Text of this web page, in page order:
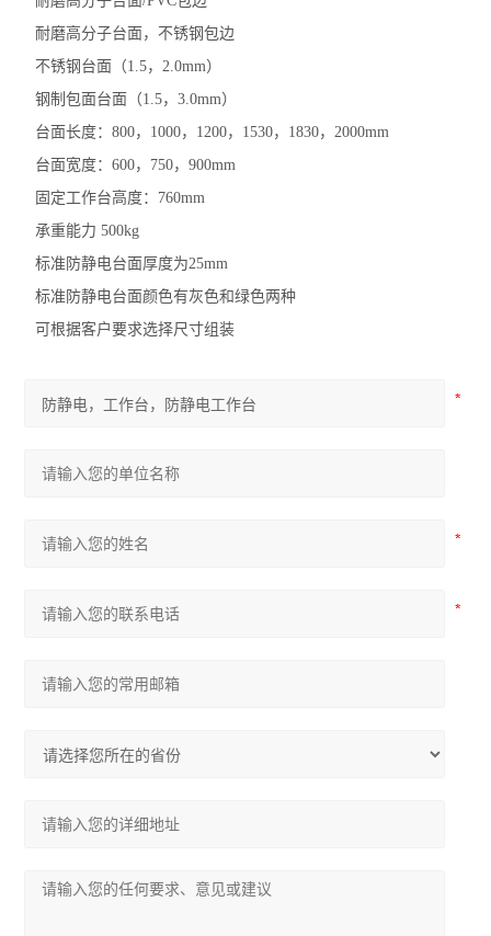
耐磨高分子台面，不锈钢包边
不锈钢台面（1.5，2.0mm）
钢制包面台面（1.5，3.0mm）
台面长度：800，1000，1200，1530，1830，2000mm
台面宽度：600，750，900mm
固定工作台高度：760mm
承重能力 500kg
标准防静电台面厚度为25mm
标准防静电台面颜色有灰色和绿色两种
可根据客户要求选择尺寸组装